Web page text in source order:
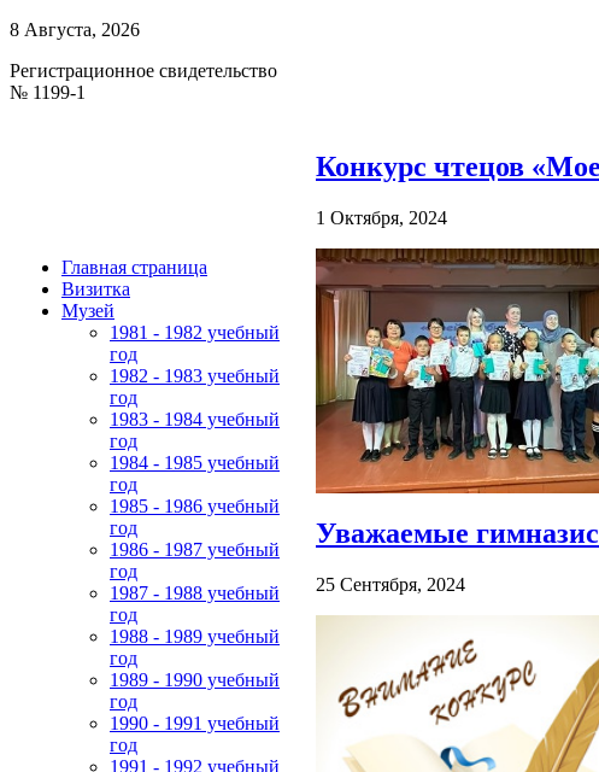
8 Августа, 2026
Регистрационное свидетельство
№ 1199-1
Главная страница
Визитка
Музей
1981 - 1982 учебный
год
1982 - 1983 учебный
год
1983 - 1984 учебный
год
1984 - 1985 учебный
год
1985 - 1986 учебный
год
1986 - 1987 учебный
год
1987 - 1988 учебный
год
1988 - 1989 учебный
год
1989 - 1990 учебный
год
1990 - 1991 учебный
год
1991 - 1992 учебный
Конкурс чтецов
1 Октября, 2024
Уважаемые
25 Сентября, 2024